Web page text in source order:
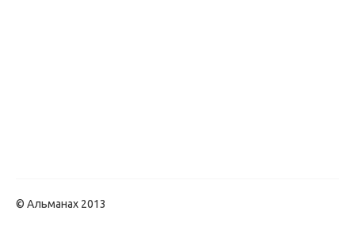
© Альманах 2013